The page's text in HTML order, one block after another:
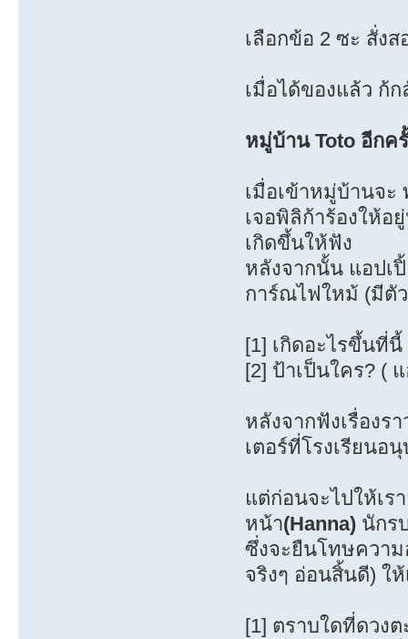
เลือกข้อ 2 ซะ สั่ง
เมื่อได้ของแล้ว ก้ก
หมู่บ้าน Toto อีกค
เมื่อเข้าหมู่บ้านจ
เจอพิลิก้าร้องให้อ
เกิดขึ้นให้ฟัง
หลังจากนั้น แอปเ
การ์ณไฟใหม้ (มีตั
[1] เกิดอะไรขึ้นที่
[2] ป้าเป็นใคร? (
หลังจากฟังเรื่องร
เตอร์ที่โรงเรียนอ
แต่ก่อนจะไปให้เ
หน้า(Hanna) นักร
ซึ่งจะยืนโทษควา
จริงๆ อ่อนสิ้นดี) ใ
[1] ตราบใดที่ดวง